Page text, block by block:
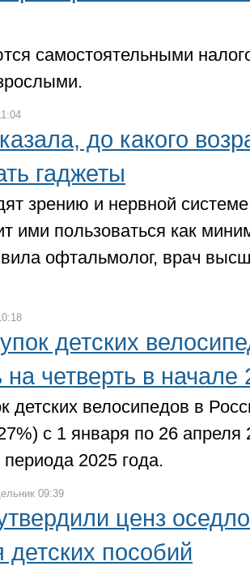
самостоятельными
до какого
гаджеты
зрению и нервной
ими пользоваться как
офтальмолог, врач
детских
на четверть в начале
детских велосипедов в
с 1 января по 26 апреля
периода 2025 года.
09:39
ценз
детских пособий